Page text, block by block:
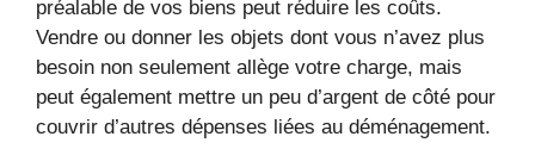
préalable de vos biens peut réduire les coûts.
Vendre ou donner les objets dont vous n’avez plus
besoin non seulement allège votre charge, mais
peut également mettre un peu d’argent de côté pour
couvrir d’autres dépenses liées au déménagement.